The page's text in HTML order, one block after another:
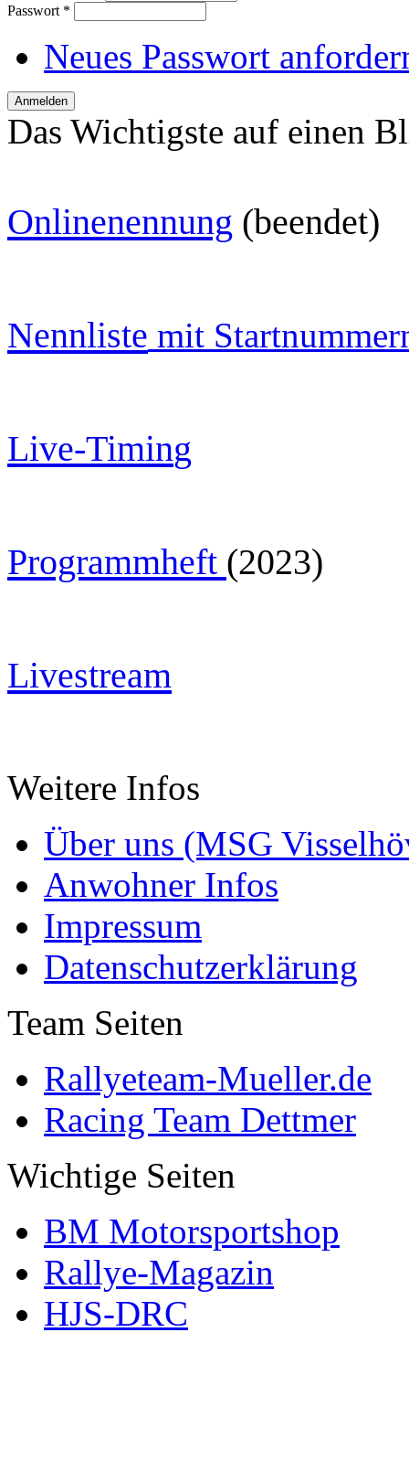
Passwort *
Neues Passwort
Das Wichtigste auf einen
Onlinenennung (beendet)
Nennliste mit
Live-Timing
Programmheft (2023)
Livestream
Weitere Infos
Über uns (MSG
Anwohner Infos
Impressum
Datenschutzerklärung
Team Seiten
Rallyeteam-Mueller.de
Racing Team Dettmer
Wichtige Seiten
BM Motorsportshop
Rallye-Magazin
HJS-DRC